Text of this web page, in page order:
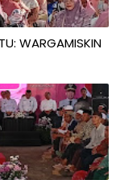
WARGAMISKIN